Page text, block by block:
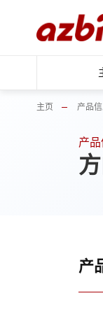
主页 产品
产
产